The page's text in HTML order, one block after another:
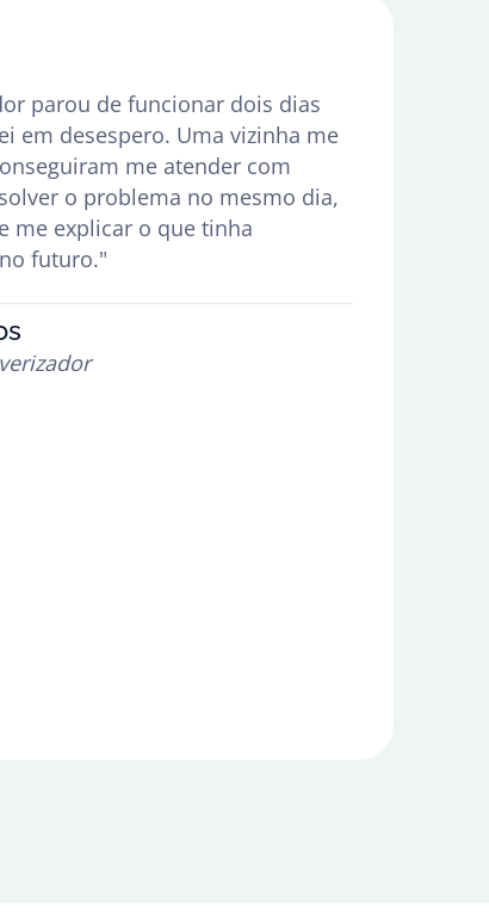
parou de funcionar dois dias
em desespero. Uma vizinha me
me atender com
o problema no mesmo dia,
me explicar o que tinha
futuro."